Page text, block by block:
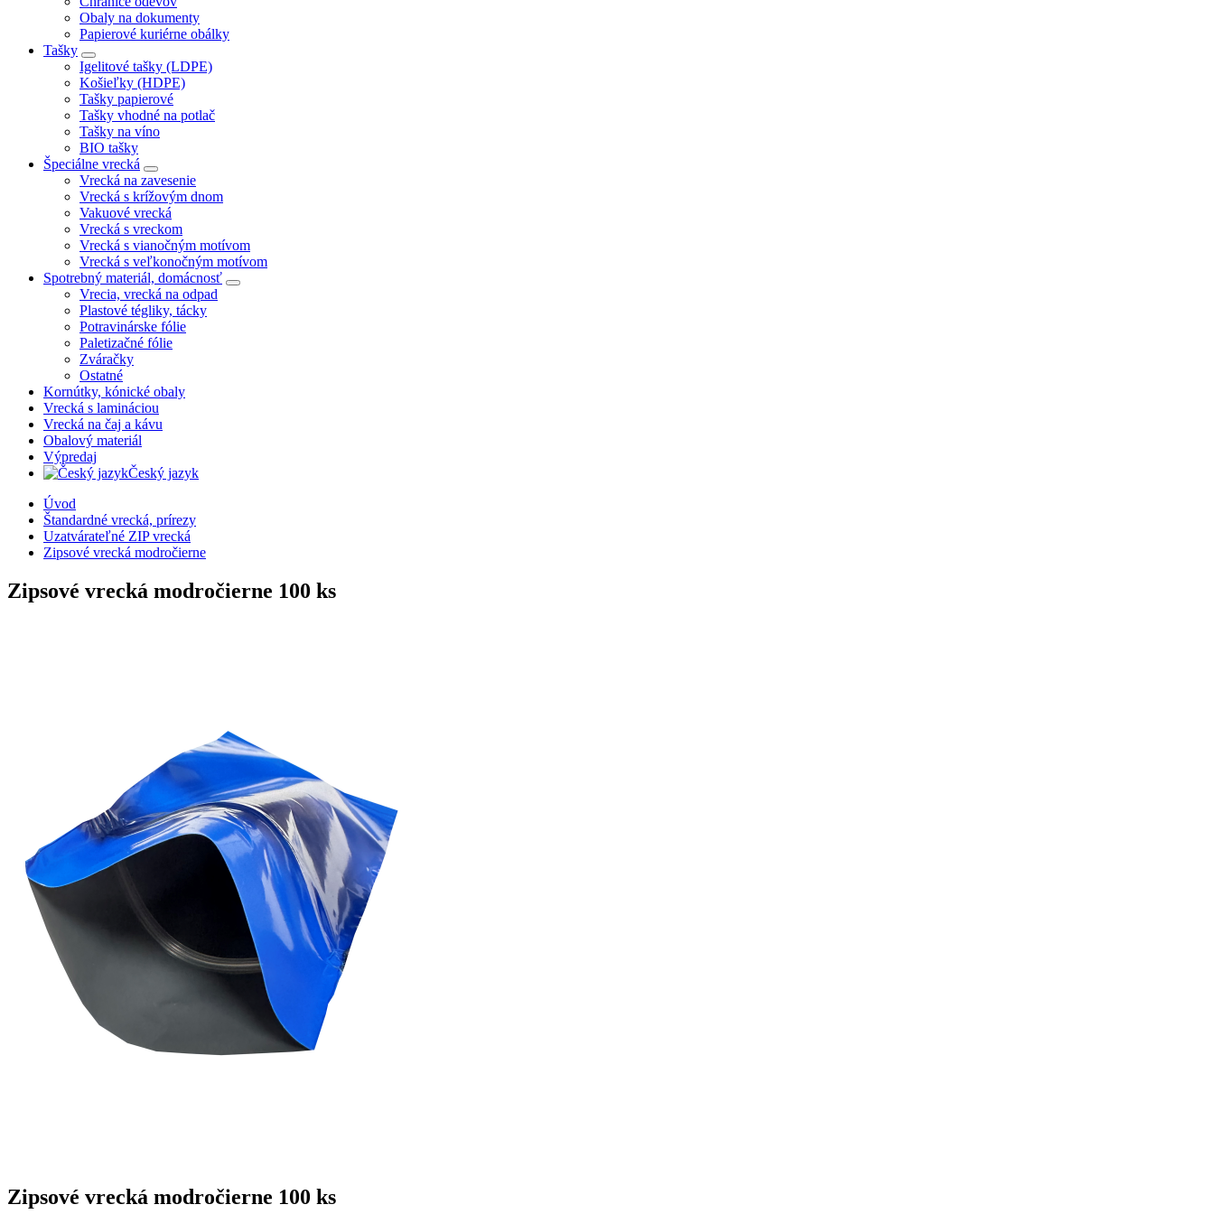
Obaly na dokumenty
Papierové kuriérne obálky
Tašky
Igelitové tašky (LDPE)
Košieľky (HDPE)
Tašky papierové
Tašky vhodné na potlač
Tašky na víno
BIO tašky
Špeciálne vrecká
Vrecká na zavesenie
Vrecká s krížovým dnom
Vakuové vrecká
Vrecká s vreckom
Vrecká s vianočným motívom
Vrecká s veľkonočným motívom
Spotrebný materiál, domácnosť
Vrecia, vrecká na odpad
Plastové tégliky, tácky
Potravinárske fólie
Paletizačné fólie
Zváračky
Ostatné
Kornútky, kónické obaly
Vrecká s lamináciou
Vrecká na čaj a kávu
Obalový materiál
Výpredaj
Český jazyk
Úvod
Štandardné vrecká, prírezy
Uzatvárateľné ZIP vrecká
Zipsové vrecká modročierne
Zipsové vrecká modročierne 100 ks
Zipsové vrecká modročierne 100 ks